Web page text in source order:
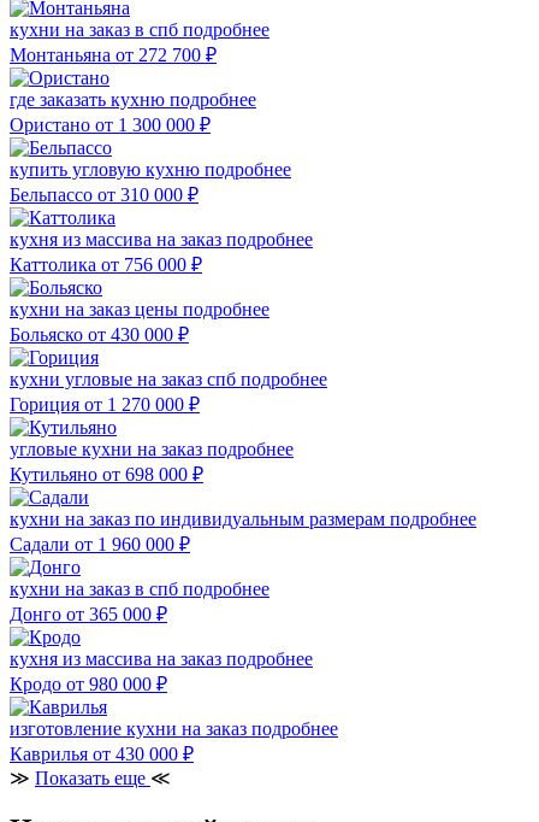
кухни на заказ в спб подробнее
Монтаньяна от 272 700 ₽
где заказать кухню подробнее
Ористано от 1 300 000 ₽
купить угловую кухню подробнее
Бельпассо от 310 000 ₽
кухня из массива на заказ подробнее
Каттолика от 756 000 ₽
кухни на заказ цены подробнее
Больяско от 430 000 ₽
кухни угловые на заказ спб подробнее
Гориция от 1 270 000 ₽
угловые кухни на заказ подробнее
Кутильяно от 698 000 ₽
кухни на заказ по индивидуальным размерам подробнее
Садали от 1 960 000 ₽
кухни на заказ в спб подробнее
Донго от 365 000 ₽
кухня из массива на заказ подробнее
Кродо от 980 000 ₽
изготовление кухни на заказ подробнее
Каврилья от 430 000 ₽
≫ Показать еще ≪